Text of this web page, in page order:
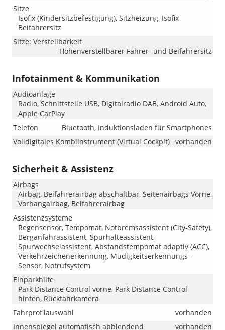
Sitze
Isofix (Kindersitzbefestigung), Sitzheizung, Isofix
Beifahrersitz
Sitze: Verstellbarkeit
Höhenverstellbarer Fahrer- und Beifahrersitz
Infotainment & Kommunikation
Audioanlage
Radio, Schnittstelle USB, Digitalradio DAB, Android Auto,
Apple CarPlay
Telefon
Bluetooth, Induktionsladen für Smartphones
Volldigitales Kombiinstrument (Virtual Cockpit) vorhanden
Sicherheit & Assistenz
Airbags
Airbag, Beifahrerairbag abschaltbar, Seitenairbags Vorne,
Vorhangairbag, Beifahrerairbag
Assistenzsysteme
Regensensor, Tempomat, Notbremsassistent (City-Safety),
Berganfahrassistent, Spurhalteassistent,
Spurwechselassistent, Abstandstempomat adaptiv (ACC),
Verkehrzeichenerkennung, Müdigkeitserkennungs-
Sensor, Notrufsystem
Einparkhilfe
Park Distance Control vorne, Park Distance Control
hinten, Rückfahrkamera
Fahrprofilauswahl
vorhanden
Innenspiegel automatisch abblendend
vorhanden